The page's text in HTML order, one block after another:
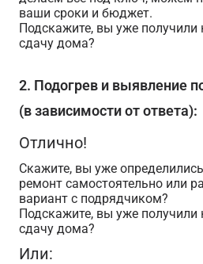
ваши сроки и бюджет.
Подскажите, вы уже
сдачу дома?
2. Подогрев и выявление
(в зависимости от ответа):
Отлично!
Скажите, вы уже
ремонт самостоятельно или
вариант с подрядчиком?
Подскажите, вы уже
сдачу дома?
Или: